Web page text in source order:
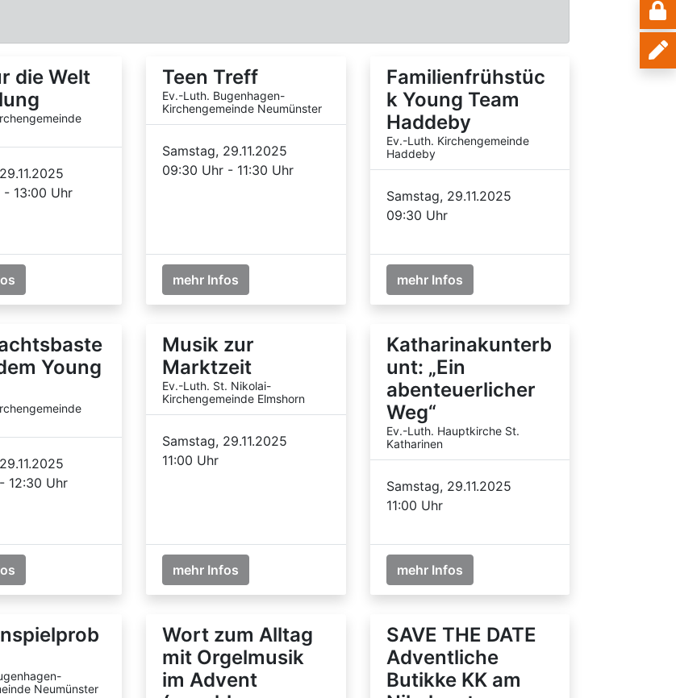
die Welt
13:00 Uhr
Teen Treff
Ev.-Luth. Bugenhagen-
Kirchengemeinde Neumünster
Samstag, 29.11.2025
09:30 Uhr - 11:30 Uhr
mehr Infos
Familienfrühstüc
k Young Team
Haddeby
Ev.-Luth. Kirchengemeinde
Haddeby
Samstag, 29.11.2025
09:30 Uhr
mehr Infos
Young
12:30 Uhr
Musik zur
Marktzeit
Ev.-Luth. St. Nikolai-
Kirchengemeinde Elmshorn
Samstag, 29.11.2025
11:00 Uhr
mehr Infos
Katharinakunterb
unt: „Ein
abenteuerlicher
Weg“
Ev.-Luth. Hauptkirche St.
Katharinen
Samstag, 29.11.2025
11:00 Uhr
mehr Infos
Neumünster
Wort zum Alltag
mit Orgelmusik
im Advent
SAVE THE DATE
Adventliche
Butikke KK am